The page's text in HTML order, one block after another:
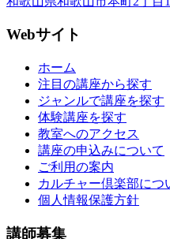
Webサイト
ホーム
注目の講座から探す
ジャンルで講座を探す
体験講座を探す
教室へのアクセス
講座の申込みについて
ご利用の案内
カルチャー倶楽部につ
個人情報保護方針
講師募集